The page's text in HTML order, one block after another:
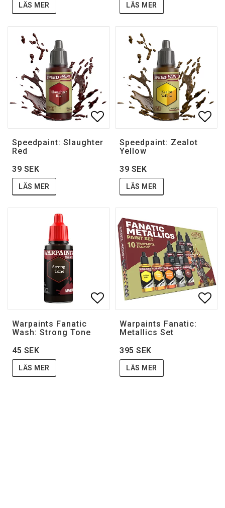
LÄS MER LÄS MER
Lägg till i favoritlistan
Speedpaint: Slaughter
Red
39 SEK
LÄS MER
Speedpaint: Zealot
Yellow
39 SEK
LÄS MER
Lägg till i favoritlistan
Warpaints Fanatic
Wash: Strong Tone
45 SEK
LÄS MER
Warpaints Fanatic:
Metallics Set
395 SEK
LÄS MER